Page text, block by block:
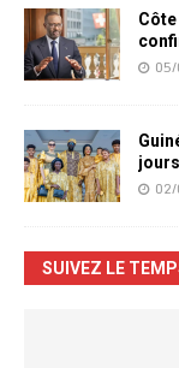
SUIVEZ LE